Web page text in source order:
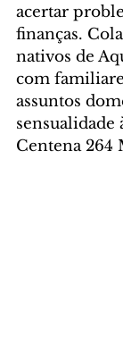
acertar
finanças.
nativos de
com
assuntos
sensualidade
Centena 264